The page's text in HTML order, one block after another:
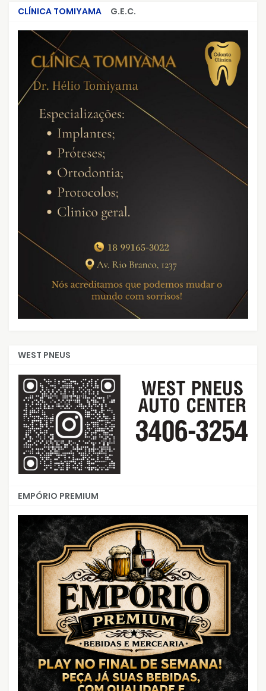
CLÍNICA TOMIYAMA
G.E.C.
CRIMES QUE ABALARAM O BRASIL
WEST PNEUS
EMPÓRIO PREMIUM